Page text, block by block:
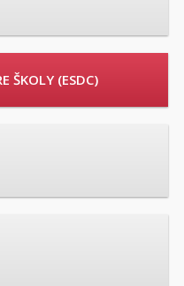
ŠKOLY (ESDC)